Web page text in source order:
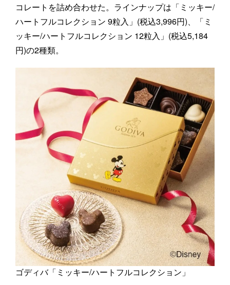
コレートを詰め合わせた。ラインナップは「ミッキー/
ハートフルコレクション 9粒入」(税込3,996円)、「ミ
ッキー/ハートフルコレクション 12粒入」(税込5,184
円)の2種類。
ゴディバ「ミッキー/ハートフルコレクション」